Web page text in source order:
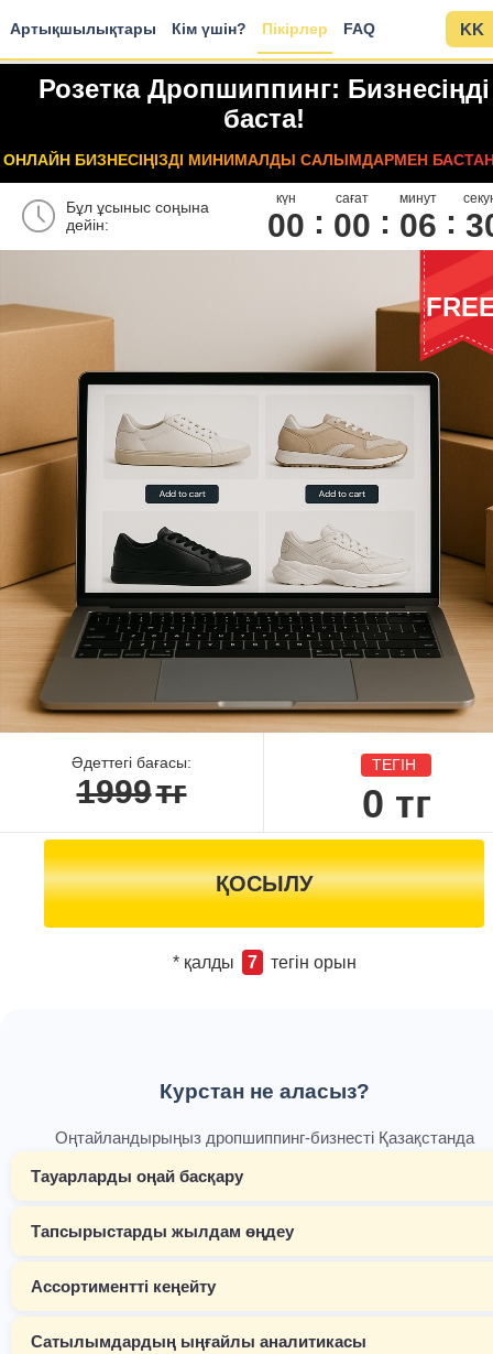
Артықшылықтары Кім үшін? Пікірлер FAQ KK
Розетка Дропшиппинг: Бизнесіңді
баста!
ОНЛАЙН БИЗНЕСІҢІЗДІ МИНИМАЛДЫ САЛЫМДАРМЕН
Бұл ұсыныс соңына
дейін:
күн
00
сағат
00
минут
06 2
Әдеттегі бағасы:
1999тг
ТЕГІН
0 тг
ҚОСЫЛУ
* қалды 7 тегін орын
Курстан не аласыз?
Оңтайландырыңыз дропшиппинг-бизнесті Қазақстанда
Тауарларды оңай басқару
Тапсырыстарды жылдам өңдеу
Ассортиментті кеңейту
Сатылымдардың ыңғайлы аналитикасы